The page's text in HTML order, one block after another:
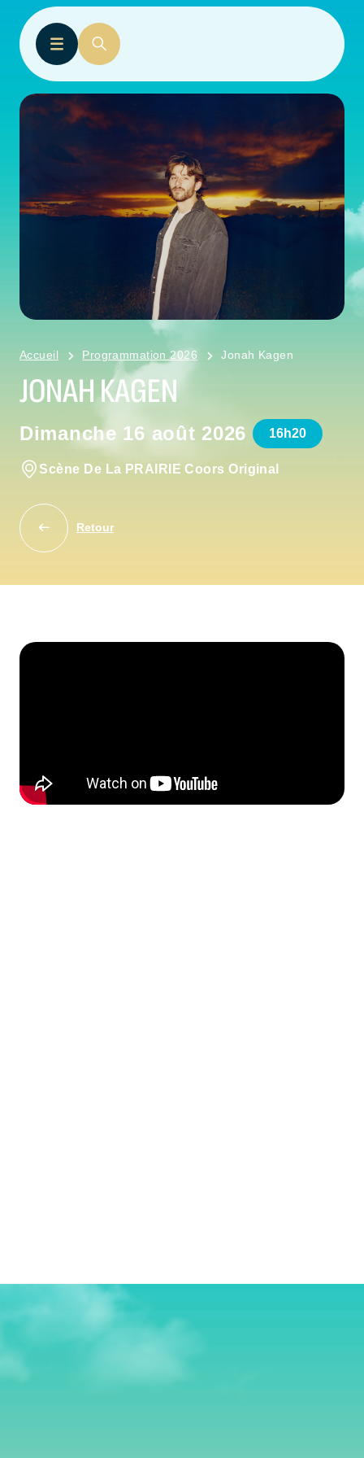
Accueil Programmation 2026 Jonah Kagen
JONAH KAGEN
Dimanche 16 août 2026 16h20
Scène De La PRAIRIE Coors Original
Retour